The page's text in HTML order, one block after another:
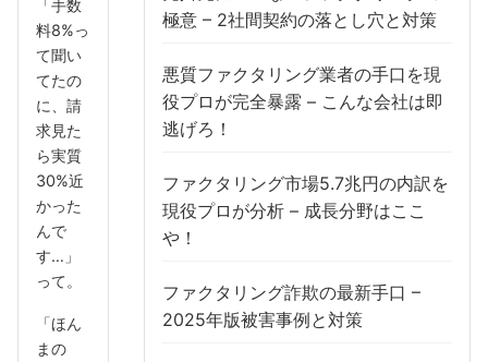
「手数
料8%っ
て聞い
てたの
に、請
求見た
ら実質
30%近
かった
んで
す…」
って。
「ほん
まの
極意 – 2社間契約の落とし穴と対策
悪質ファクタリング業者の手口を現
役プロが完全暴露 – こんな会社は即
逃げろ！
ファクタリング市場5.7兆円の内訳を
現役プロが分析 – 成長分野はここ
や！
ファクタリング詐欺の最新手口 –
2025年版被害事例と対策